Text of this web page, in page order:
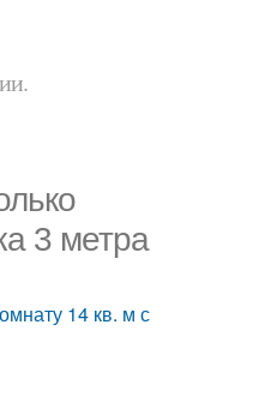
3 метра
14 кв. м с